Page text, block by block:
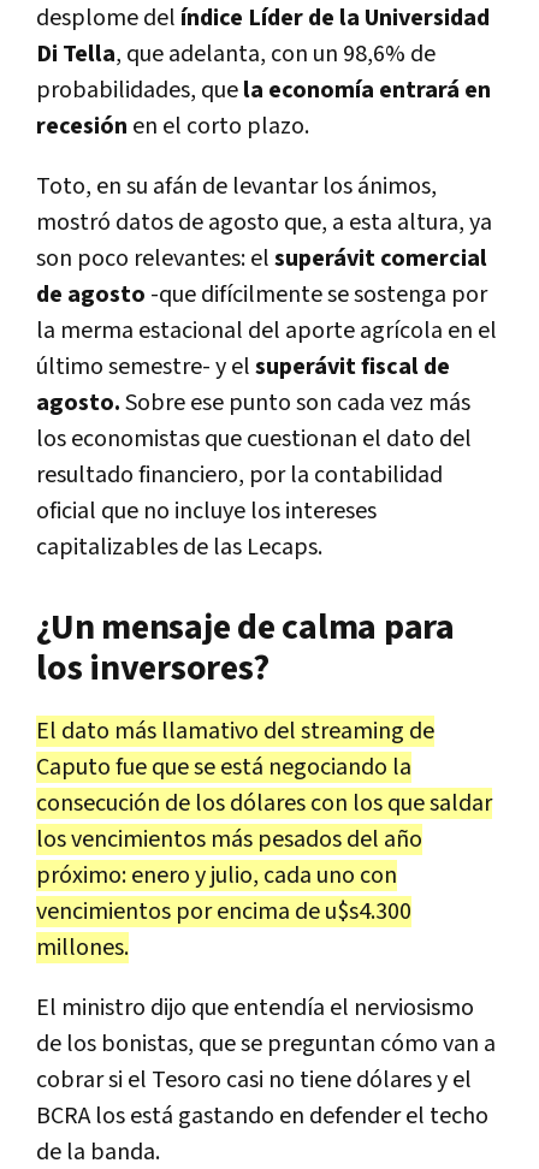
desplome del índice Líder de la Universidad
Di Tella, que adelanta, con un 98,6% de
probabilidades, quela economía entrará en
recesión en el corto plazo.
Toto, en su afán de levantar los ánimos,
mostró datos de agosto que, a esta altura, ya
son poco relevantes: elsuperávit comercial
de agosto -que difícilmente se sostenga por
la merma estacional del aporte agrícola en el
último semestre- y elsuperávit fiscal de
agosto.Sobre ese punto son cada vez más
los economistas que cuestionan el dato del
resultado financiero, por la contabilidad
oficial que no incluye los intereses
capitalizables de las Lecaps.
¿Un mensaje de calma para
los inversores?
El dato más llamativo del streaming de
Caputo fue que se está negociando la
consecución de los dólares con los que saldar
los vencimientos más pesados del año
próximo: enero y julio, cada uno con
vencimientos por encima de u$s4.300
millones.
El ministro dijo que entendía el nerviosismo
de los bonistas, que se preguntan cómo van a
cobrar si el Tesoro casi no tiene dólares y el
BCRA los está gastando en defender el techo
de la banda.